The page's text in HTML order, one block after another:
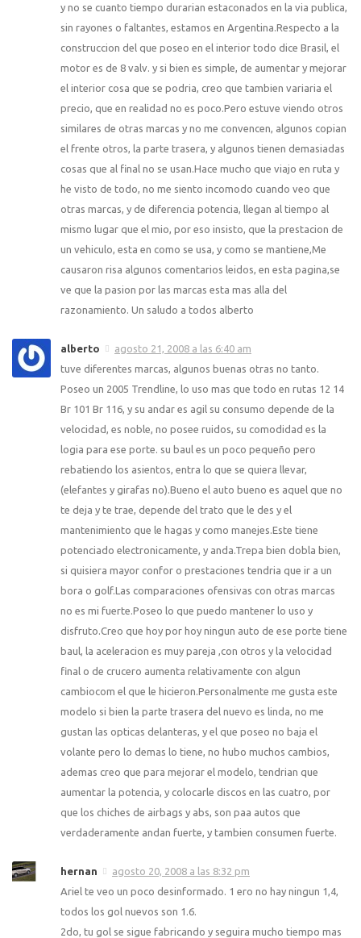
y no se cuanto tiempo durarian estaconados en la via publica,
sin rayones o faltantes, estamos en Argentina.Respecto a la
construccion del que poseo en el interior todo dice Brasil, el
motor es de 8 valv. y si bien es simple, de aumentar y mejorar
el interior cosa que se podria, creo que tambien variaria el
precio, que en realidad no es poco.Pero estuve viendo otros
similares de otras marcas y no me convencen, algunos copian
el frente otros, la parte trasera, y algunos tienen demasiadas
cosas que al final no se usan.Hace mucho que viajo en ruta y
he visto de todo, no me siento incomodo cuando veo que
otras marcas, y de diferencia potencia, llegan al tiempo al
mismo lugar que el mio, por eso insisto, que la prestacion de
un vehiculo, esta en como se usa, y como se mantiene,Me
causaron risa algunos comentarios leidos, en esta pagina,se
ve que la pasion por las marcas esta mas alla del
razonamiento. Un saludo a todos alberto
alberto
agosto 21, 2008 a las 6:40 am
tuve diferentes marcas, algunos buenas otras no tanto.
Poseo un 2005 Trendline, lo uso mas que todo en rutas 12 14
Br 101 Br 116, y su andar es agil su consumo depende de la
velocidad, es noble, no posee ruidos, su comodidad es la
logia para ese porte. su baul es un poco pequeño pero
rebatiendo los asientos, entra lo que se quiera llevar,
(elefantes y girafas no).Bueno el auto bueno es aquel que no
te deja y te trae, depende del trato que le des y el
mantenimiento que le hagas y como manejes.Este tiene
potenciado electronicamente, y anda.Trepa bien dobla bien,
si quisiera mayor confor o prestaciones tendria que ir a un
bora o golf.Las comparaciones ofensivas con otras marcas
no es mi fuerte.Poseo lo que puedo mantener lo uso y
disfruto.Creo que hoy por hoy ningun auto de ese porte tiene
baul, la aceleracion es muy pareja ,con otros y la velocidad
final o de crucero aumenta relativamente con algun
cambiocom el que le hicieron.Personalmente me gusta este
modelo si bien la parte trasera del nuevo es linda, no me
gustan las opticas delanteras, y el que poseo no baja el
volante pero lo demas lo tiene, no hubo muchos cambios,
ademas creo que para mejorar el modelo, tendrian que
aumentar la potencia, y colocarle discos en las cuatro, por
que los chiches de airbags y abs, son paa autos que
verdaderamente andan fuerte, y tambien consumen fuerte.
hernan
agosto 20, 2008 a las 8:32 pm
Ariel te veo un poco desinformado. 1 ero no hay ningun 1,4,
todos los gol nuevos son 1.6.
2do, tu gol se sigue fabricando y seguira mucho tiempo mas